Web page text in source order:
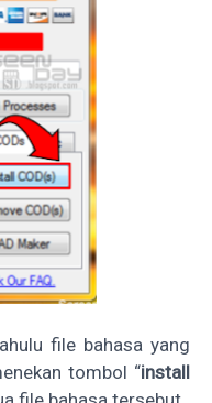
file bahasa yang
tombol “install